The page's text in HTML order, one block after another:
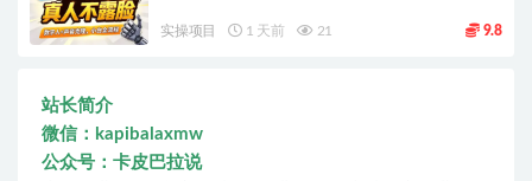
实操项目 1 天前 21 9.8
站长简介
微信：kapibalaxmw
公众号：卡皮巴拉说